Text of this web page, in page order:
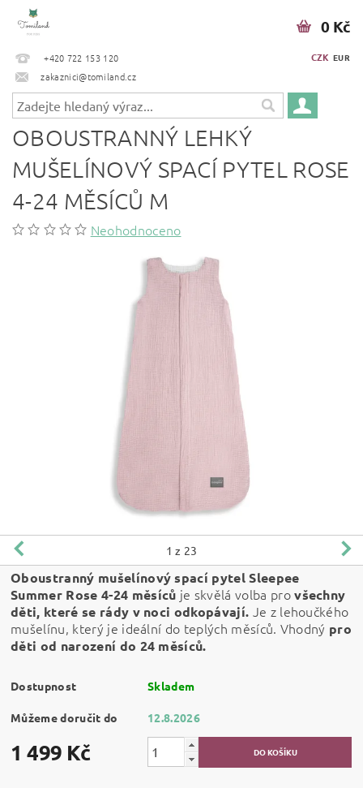
+420 722 153 120
zakaznici@tomiland.cz
CZK EUR
0 Kč
OBOUSTRANNÝ LEHKÝ
MUŠELÍNOVÝ SPACÍ PYTEL ROSE
4-24 MĚSÍCŮ M
Neohodnoceno
1 z 23
Oboustranný mušelínový spací pytel Sleepee
Summer Rose 4-24 měsíců je skvělá volba provšechny
děti, které se rády v noci odkopávají. Je z lehoučkého
mušelínu, který je ideální do teplých měsíců. Vhodný pro
děti od narození do 24 měsíců.
Dostupnost Skladem
Můžeme doručit do 12.8.2026
1 499 Kč